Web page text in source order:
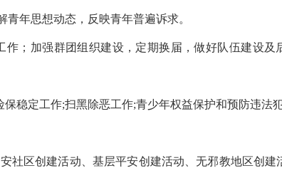
年思想动态，反映青年普遍诉求。
；加强群团组织建设，定期换届，做好队伍建设及
定工作;扫黑除恶工作;青少年权益保护和预防违法犯
区创建活动、基层平安创建活动、无邪教地区创建